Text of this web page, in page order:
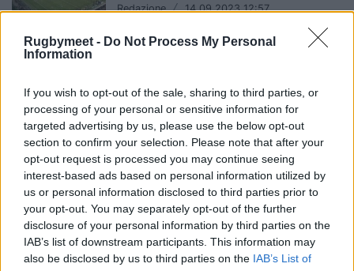
Rugbymeet - Do Not Process My Personal
Information
If you wish to opt-out of the sale, sharing to third parties, or
processing of your personal or sensitive information for
targeted advertising by us, please use the below opt-out
section to confirm your selection. Please note that after your
opt-out request is processed you may continue seeing
interest-based ads based on personal information utilized by
us or personal information disclosed to third parties prior to
your opt-out. You may separately opt-out of the further
disclosure of your personal information by third parties on the
IAB’s list of downstream participants. This information may
also be disclosed by us to third parties on the IAB’s List of
Redazione / 14.09.2023 12:57
Tifosi: Giappone a pranzo al
Malamocco
Redazione / 07.09.2023 14:44
EVENTI
Il rugby alla Mostra del Cinema di
Venezia con il docufilm "Rugbisti si
diventa"